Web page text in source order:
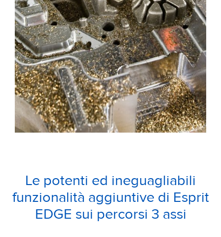
Le potenti ed ineguagliabili
funzionalità aggiuntive di Esprit
EDGE sui percorsi 3 assi